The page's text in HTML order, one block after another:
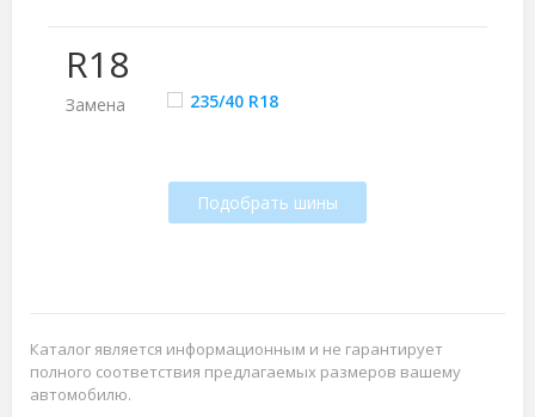
R18
Замена 235/40 R18
Подобрать шины
Каталог является информационным и не гарантирует
полного соответствия предлагаемых размеров вашему
автомобилю.